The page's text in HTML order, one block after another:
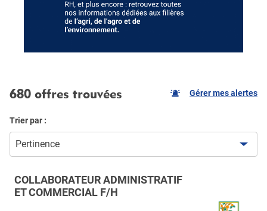
680 offres trouvées Gérer mes alertes
Trier par :
Pertinence
COLLABORATEUR ADMINISTRATIF
ET COMMERCIAL F/H